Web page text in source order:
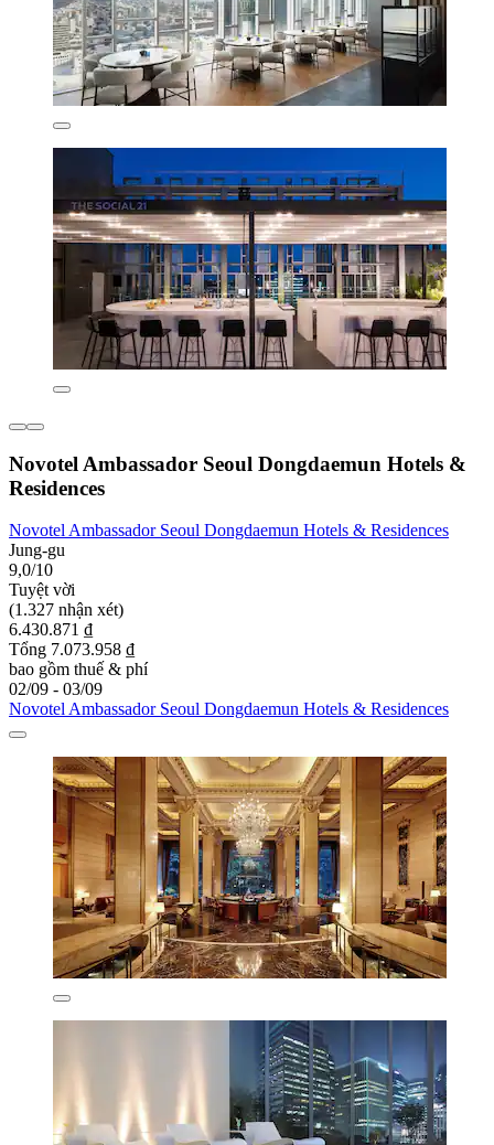
Novotel Ambassador Seoul Dongdaemun Hotels &
Residences
Novotel Ambassador Seoul Dongdaemun Hotels & Residences
Jung-gu
9,0/10
Tuyệt vời
(1.327 nhận xét)
6.430.871 ₫
Tổng 7.073.958 ₫
bao gồm thuế & phí
02/09 - 03/09
Novotel Ambassador Seoul Dongdaemun Hotels & Residences